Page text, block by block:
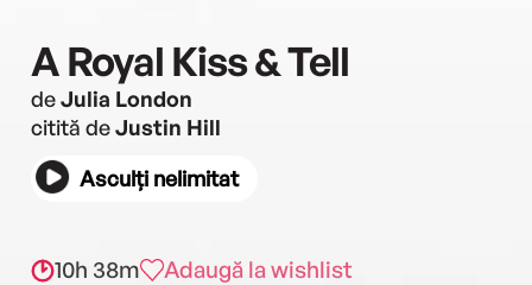
A Royal Kiss & Tell
deJulia London
citită deJustin Hill
Asculți nelimitat
10h 38m Adaugă la wishlist